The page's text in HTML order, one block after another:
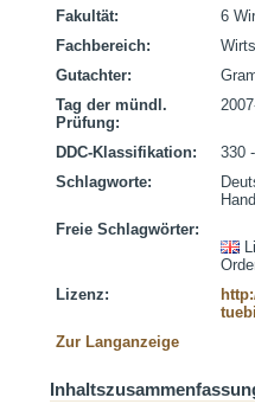
Fakultät:
6
Fachbereich:
Gutachter:
Tag der mündl.
Prüfung:
DDC-Klassifikation:
330
Schlagworte:
Freie Schlagwörter:
Lizenz:
Zur Langanzeige